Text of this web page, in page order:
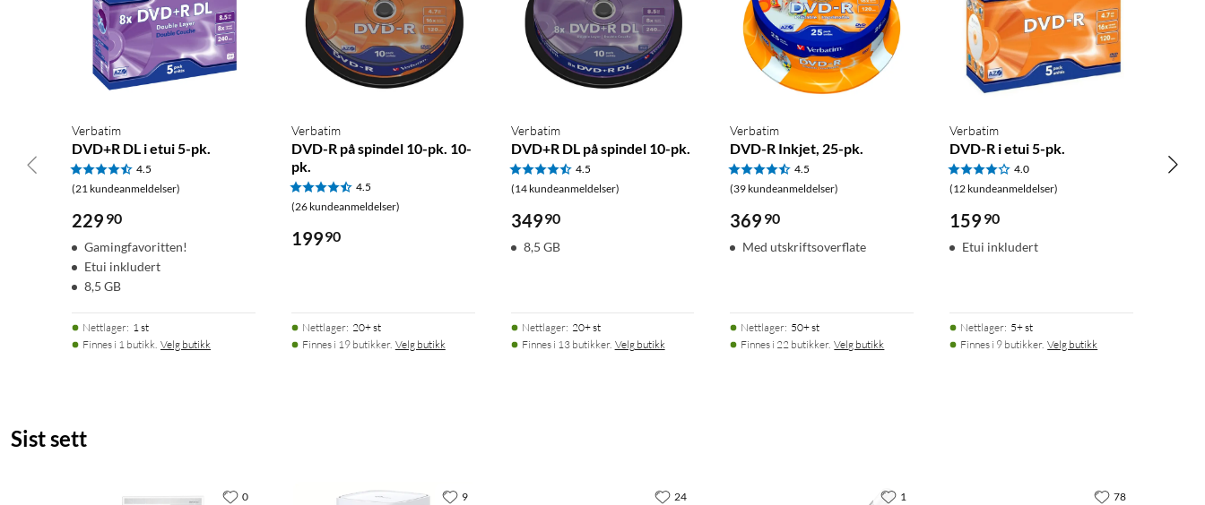
Verbatim
DVD+R DL i etui 5-pk.
4.5
(21 kundeanmeldelser)
229 90
Gamingfavoritten!
Etui inkludert
8,5 GB
Nettlager: 1 st
Finnes i 1 butikk. Velg butikk
Verbatim
DVD-R på spindel 10-pk. 10-
pk.
4.5
(26 kundeanmeldelser)
19990
Nettlager: 20+ st
Finnes i 19 butikker. Velg butikk
Verbatim
DVD+R DL på spindel 10-pk.
4.5
(14 kundeanmeldelser)
34990
8,5 GB
Nettlager: 20+ st
Finnes i 13 butikker. Velg butikk
Verbatim
DVD-R Inkjet, 25-pk.
4.5
(39 kundeanmeldelser)
369 90
Med utskriftsoverflate
Nettlager: 50+ st
Finnes i 22 butikker. Velg butikk
Verbatim
DVD-R i etui 5-pk.
4.0
(12 kundeanmeldelser)
159 90
Etui inkludert
Nettlager: 5+ st
Finnes i 9 butikker. Velg butikk
Sist sett
0 9 24 1 78